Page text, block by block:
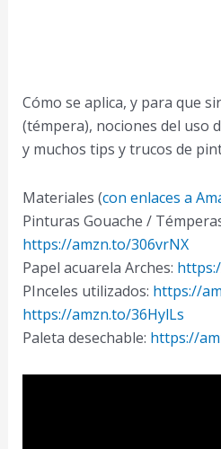
Cómo se aplica, y para que
(témpera), nociones del uso
y muchos tips y trucos de
Materiales (con enlaces a
Pinturas Gouache /
https://amzn.to/306vrNX
Papel acuarela Arches:
PInceles utilizados: https://
https://amzn.to/36HylLs
Paleta desechable: https://